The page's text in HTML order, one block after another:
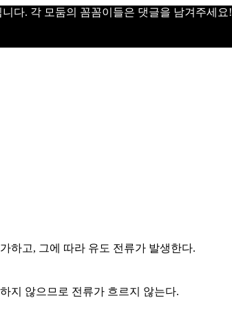
다. 각 모둠의 꼼꼼이들은 댓글을 남겨주세요!
하고, 그에 따라 유도 전류가 발생한다.
지 않으므로 전류가 흐르지 않는다.